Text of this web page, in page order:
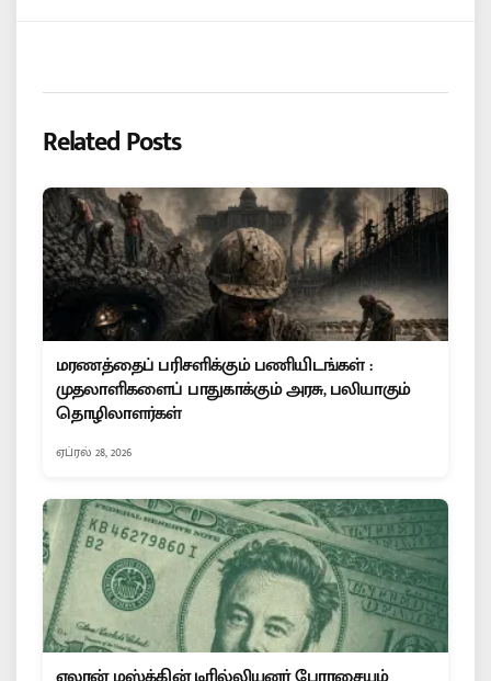
Related Posts
மரணத்தைப் பரிசளிக்கும் பணியிடங்கள் :
முதலாளிகளைப் பாதுகாக்கும் அரசு, பலியாகும்
தொழிலாளர்கள்
ஏப்ரல் 28, 2026